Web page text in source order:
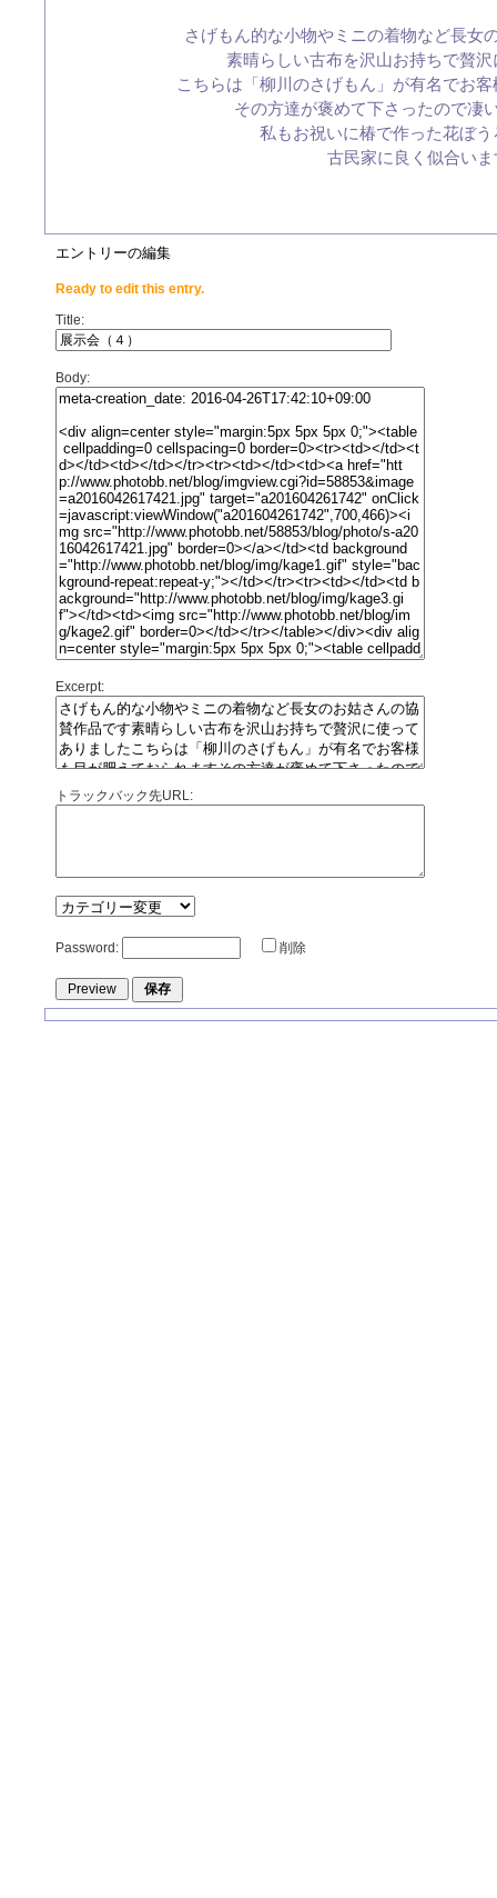
さげもん的な小物やミニの着物など長女
素晴らしい古布を沢山お持ちで贅
こちらは「柳川のさげもん」が有名でお
その方達が褒めて下さったので凄
私もお祝いに椿で作った花ぼ
古民家に良く似合い
エントリーの編集
Ready to edit this entry.
Title:
Body:
Excerpt:
トラックバック先URL:
Password: 削除